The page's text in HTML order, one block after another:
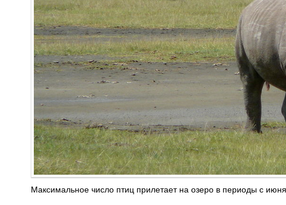
Максимальное число птиц прилетает на озеро в периоды с